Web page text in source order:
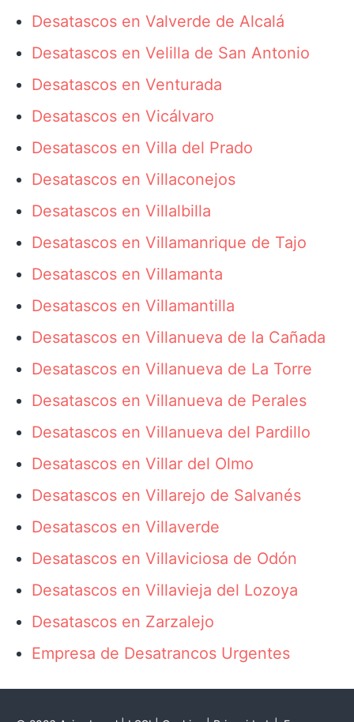
Desatascos en Valverde de Alcalá
Desatascos en Velilla de San Antonio
Desatascos en Venturada
Desatascos en Vicálvaro
Desatascos en Villa del Prado
Desatascos en Villaconejos
Desatascos en Villalbilla
Desatascos en Villamanrique de Tajo
Desatascos en Villamanta
Desatascos en Villamantilla
Desatascos en Villanueva de la Cañada
Desatascos en Villanueva de La Torre
Desatascos en Villanueva de Perales
Desatascos en Villanueva del Pardillo
Desatascos en Villar del Olmo
Desatascos en Villarejo de Salvanés
Desatascos en Villaverde
Desatascos en Villaviciosa de Odón
Desatascos en Villavieja del Lozoya
Desatascos en Zarzalejo
Empresa de Desatrancos Urgentes